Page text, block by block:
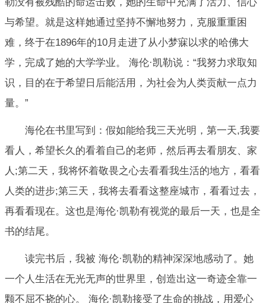
与希望。就是这样她通过坚持不懈地努力，克服重重困
难，终于在1896年的10月走进了从小梦寐以求的哈佛大
学，完成了她的大学学业。 海伦·凯勒说：“我努力求取知
识，目的在于希望日后能活用，为社会为人类贡献一点力
量。”
海伦在书里写到：假如能给我三天光明，第一天,我要
看人，希望长久的看着自己的老师，然后再去看朋友、家
人;第二天，我将怀着敬畏之心去看看我生活的地方，看看
人类的进步;第三天，我将去看看这整座城市，看看过去，
再看看现在。这也是海伦·凯勒有视觉的最后一天，也是全
书的结尾。
读完书后，我被 海伦·凯勒的精神深深地感动了。她
一个人生活在无光无声的世界里，创造出这一奇迹全靠一
颗不屈不挠的心。 海伦·凯勒接受了生命的挑战，用爱心